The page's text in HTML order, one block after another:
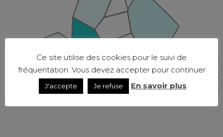
Ce site utilise des cookies pour le suivi de
fréquentation. Vous devez accepter pour continuer
J'accepte Je refuse En savoir plus